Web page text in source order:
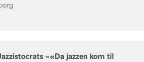
-«Da jazzen kom til